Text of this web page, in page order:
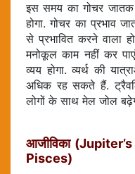
इस समय का गोचर जातक
होगा. गोचर का प्रभाव
से प्रभावित करने वाला
मनोकूल काम नहीं कर
व्यय होगा. व्यर्थ की
अधिक रह सकते हैं.
लोगों के साथ मेल जोल
आजीविका
Pisces)